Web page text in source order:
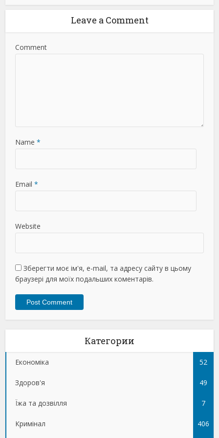
Leave a Comment
Comment
Name *
Email *
Website
Зберегти моє ім'я, e-mail, та адресу сайту в цьому
браузері для моїх подальших коментарів.
Категории
Економіка 52
Здоров'я 49
Їжа та дозвілля 7
Кримінал 406